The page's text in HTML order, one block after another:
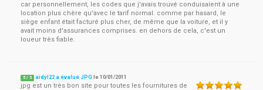
car personnellement, les codes que j'avais trouvé conduisaient à une
location plus chère qu'avec le tarif normal. comme par hasard, le
siège enfant était facturé plus cher, de même que la voiture, et il y
avait moins d'assurances comprises. en dehors de cela, c'est un
loueur très fiable.
5 / 5 aidyl22 a évalué JPG le10/01/2011
jpg est un très bon site pour toutes les fournitures de